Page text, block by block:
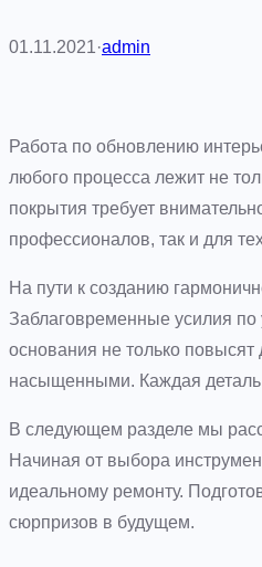
01.11.2021·admin
Работа по обновлению
любого процесса лежит не
покрытия требует
профессионалов, так и для
На пути к созданию
Заблаговременные усилия по
основания не только повысят
насыщенными. Каждая деталь
В следующем разделе мы
Начиная от выбора
идеальному ремонту.
сюрпризов в будущем.